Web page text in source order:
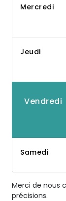
Mercredi
Jeudi
Vendredi
Samedi
Merci de nous
précisions.